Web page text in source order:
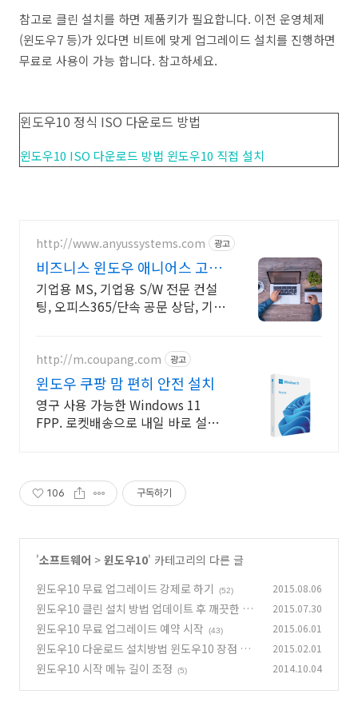
참고로 클린 설치를 하면 제품키가 필요합니다. 이전 운영체제
(윈도우7 등)가 있다면 비트에 맞게 업그레이드 설치를 진행하면
무료로 사용이 가능 합니다. 참고하세요.
윈도우10 정식 ISO 다운로드 방법
윈도우10 ISO 다운로드 방법 윈도우10 직접 설치
http://www.anyussystems.com 광고
비즈니스 윈도우 애니어스 고객
과 소통하는 IT 파트너
기업용 MS, 기업용 S/W 전문 컨설
팅, 오피스365/단속 공문 상담, 기술
담을 제공합니다.
http://m.coupang.com 광고
윈도우 쿠팡 맘 편히 안전 설치
영구 사용 가능한 Windows 11
FPP. 로켓배송으로 내일 바로 설치
106 구독하기
'소프트웨어 > 윈도우10' 카테고리의 다른 글
윈도우10 무료 업그레이드 강제로 하기
(52) 2015.08.06
윈도우10 클린 설치 방법 업데이트 후 깨끗한 상
태로 만들기 (298)
2015.07.30
윈도우10 무료 업그레이드 예약 시작 (43) 2015.06.01
윈도우10 다운로드 설치방법 윈도우10 장점 아
쉬운점
(68)
2015.02.01
윈도우10 시작 메뉴 길이 조정 (5) 2014.10.04